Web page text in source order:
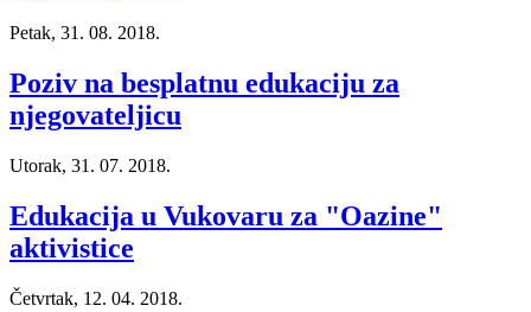
Petak, 31. 08. 2018.
Poziv na besplatnu edukaciju za
njegovateljicu
Utorak, 31. 07. 2018.
Edukacija u Vukovaru za "Oazine"
aktivistice
Četvrtak, 12. 04. 2018.